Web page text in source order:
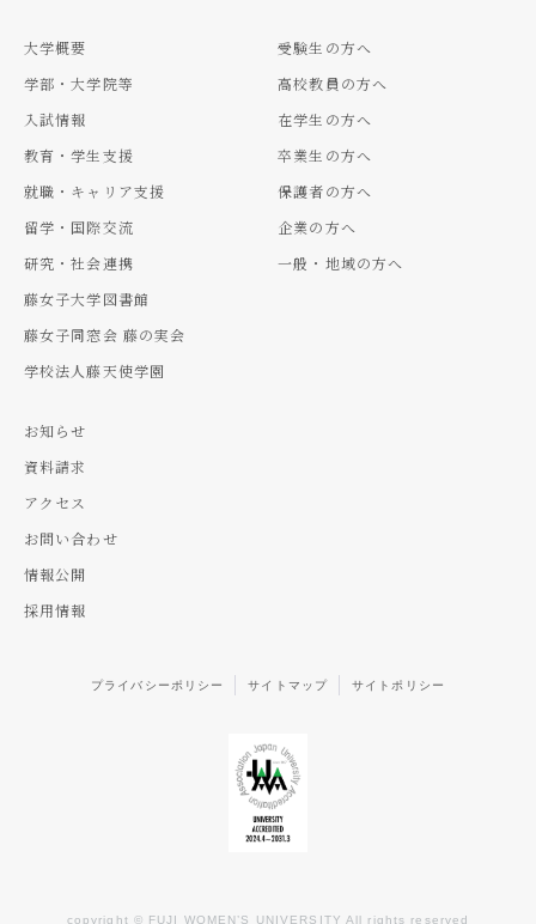
大学概要
学部・大学院等
入試情報
教育・学生支援
就職・キャリア支援
留学・国際交流
研究・社会連携
藤女子大学図書館
藤女子同窓会 藤の実会
学校法人藤天使学園
受験生の方へ
高校教員の方へ
在学生の方へ
卒業生の方へ
保護者の方へ
企業の方へ
一般・地域の方へ
お知らせ
資料請求
アクセス
お問い合わせ
情報公開
採用情報
プライバシーポリシー サイトマップ サイトポリシー
copyright © FUJI WOMEN’S UNIVERSITY All rights reserved